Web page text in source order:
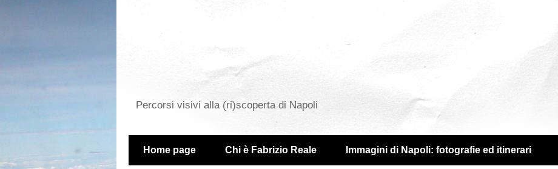
Percorsi visivi alla (ri)scoperta di Napoli
Home page Chi è Fabrizio Reale Immagini di Napoli: fotografie ed itinerari